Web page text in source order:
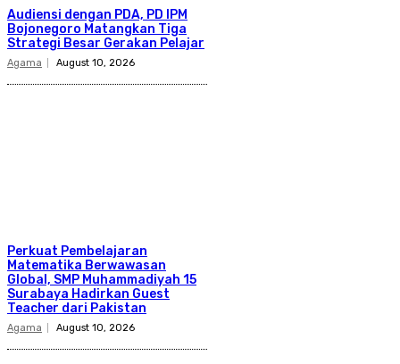
Audiensi dengan PDA, PD IPM
Bojonegoro Matangkan Tiga
Strategi Besar Gerakan Pelajar
Agama August 10, 2026
Perkuat Pembelajaran
Matematika Berwawasan
Global, SMP Muhammadiyah 15
Surabaya Hadirkan Guest
Teacher dari Pakistan
Agama August 10, 2026